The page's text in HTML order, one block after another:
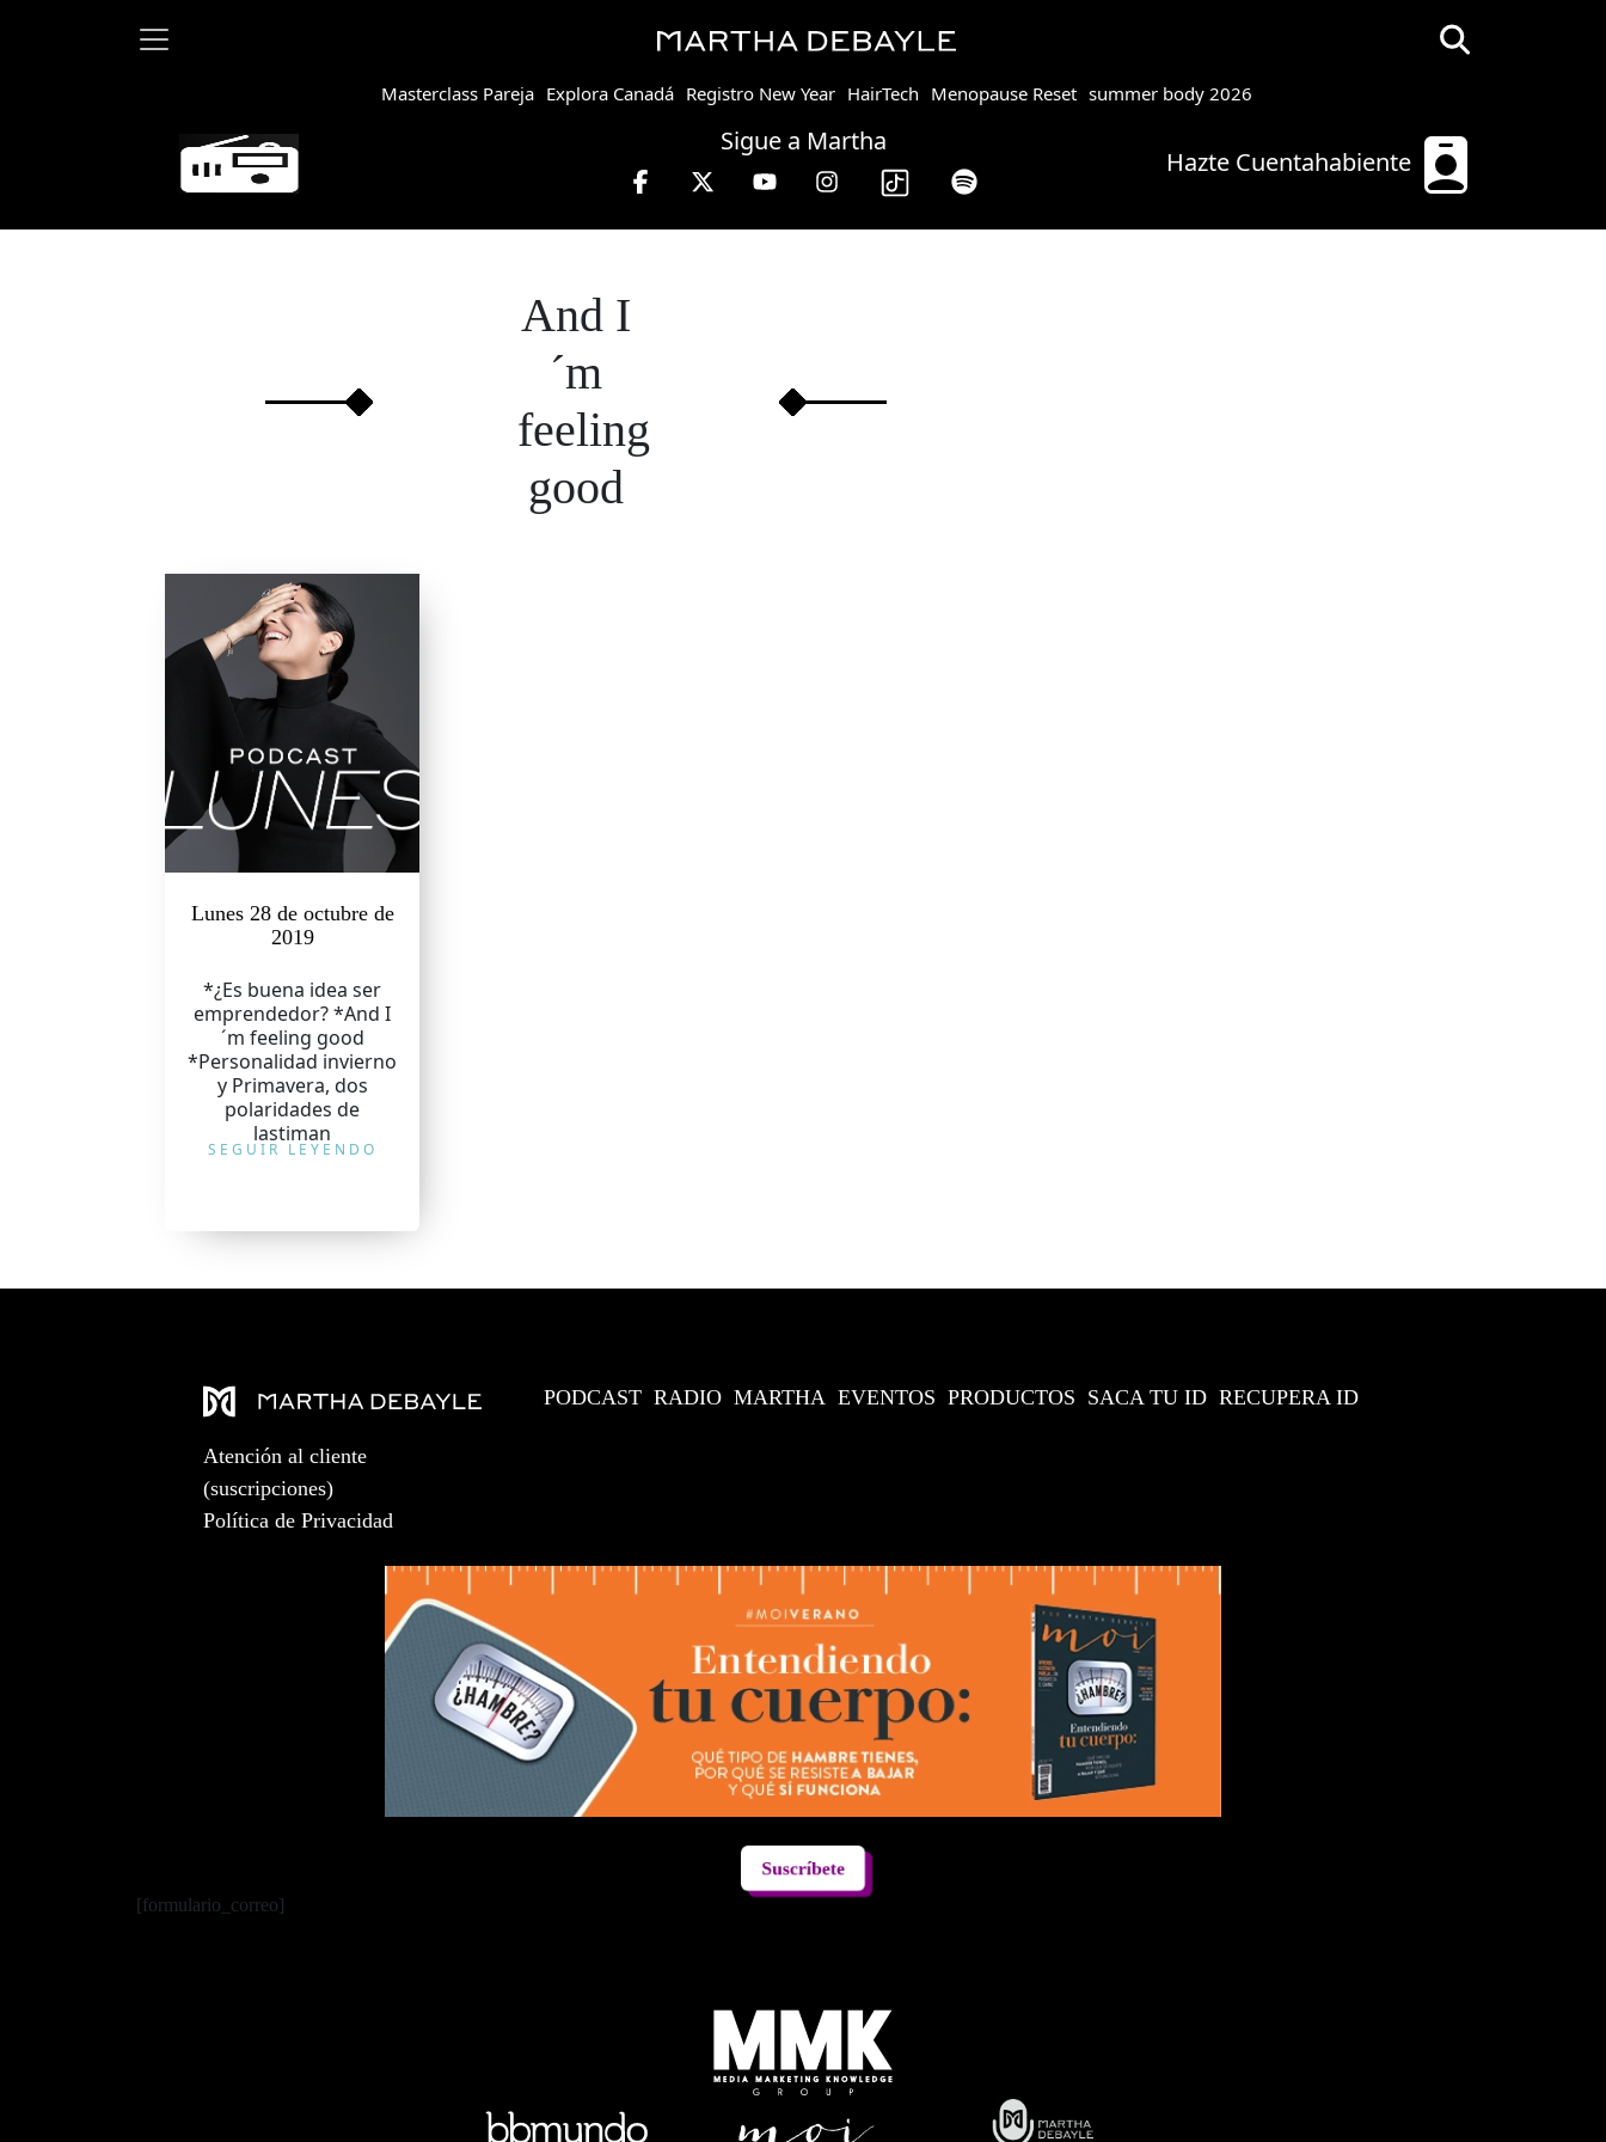
Hazte Cuentahabiente
Masterclass Pareja Explora Canadá Registro New Year HairTech Menopause Reset summer body 2026
Sigue a Martha
Martha Debayle en W, lunes a viernes de 10 a 13 hrs.
And I
´m
feeling
good
Lunes 28 de octubre de
2019
*¿Es buena idea ser
emprendedor? *And I
´m feeling good
*Personalidad invierno
y Primavera, dos
polaridades de
lastiman
SEGUIR LEYENDO
Atención al cliente
(suscripciones)
Política de Privacidad
PODCAST RADIO MARTHA EVENTOS PRODUCTOS SACA TU ID RECUPERA ID
Suscríbete
[formulario_correo]